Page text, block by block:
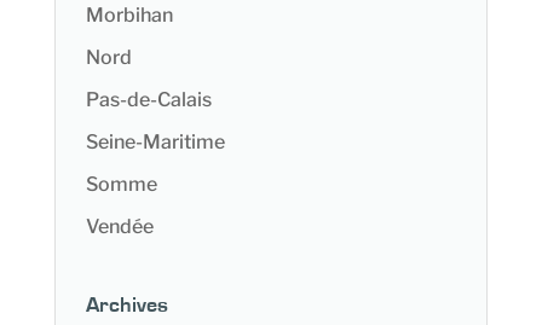
Morbihan
Nord
Pas-de-Calais
Seine-Maritime
Somme
Vendée
Archives